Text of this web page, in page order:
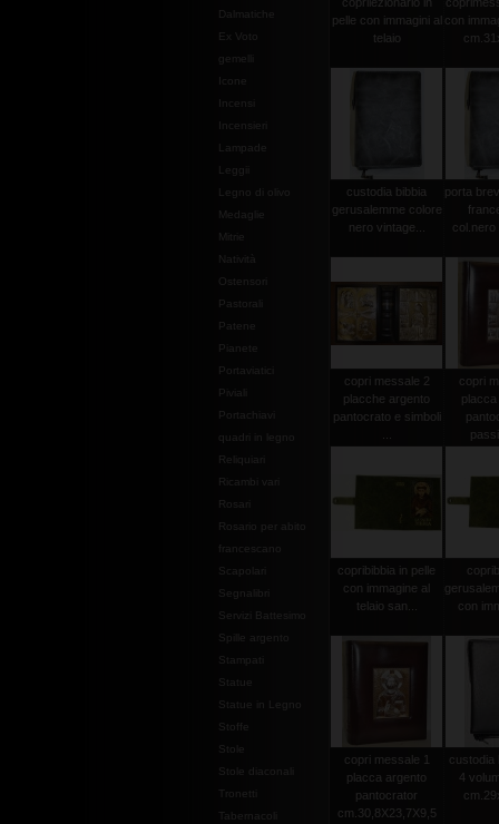
Dalmatiche
Ex Voto
gemelli
Leggii
Legno di olivo
Medaglie
Mitrie
Natività
Ostensori
Pastorali
Patene
Pianete
Portaviatici
Piviali
Portachiavi
quadri in legno
Reliquiari
Ricambi vari
Rosari
Rosario per abito
francescano
Scapolari
Segnalibri
Servizi Battesimo
Spille argento
Stampati
Statue
Statue in Legno
Stoffe
Stole
Stole diaconali
Tabernacoli
pelle con immagini al
telaio
con
custodia bibbia
gerusalemme colore
nero vintage...
porta
col.nero
copri messale 2
placche argento
pantocrato e simboli
copri
copribibbia in pelle
con immagine al
telaio san...
con
copri messale 1
placca argento
pantocrator
cm.30,8X23,7X9,5
custodia
4